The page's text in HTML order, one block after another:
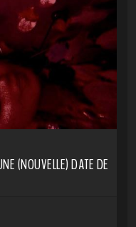
(NOUVELLE) DATE DE